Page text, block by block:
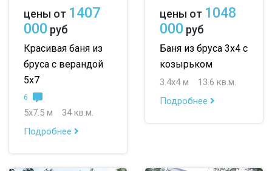
цены от 1407
000 руб
Красивая баня из
бруса с верандой
5х7
6
5х7.5 м
34 кв.м.
Подробнее
цены от 1048
000 руб
Баня из бруса 3х4 с
козырьком
3.4х4 м
13.6 кв.м.
Подробнее